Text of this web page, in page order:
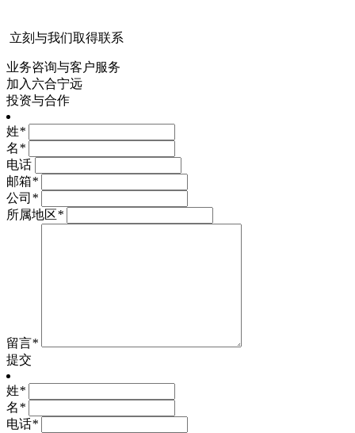
立刻与我们取得联系
业务咨询与客户服务
加入六合宁远
投资与合作
姓*
名*
电话
邮箱*
公司 *
所属地区*
留言*
提交
姓*
名*
电话*